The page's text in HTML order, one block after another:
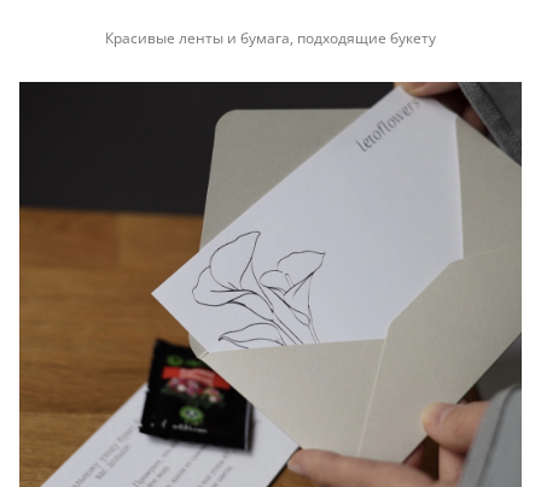
Красивые ленты и бумага, подходящие букету